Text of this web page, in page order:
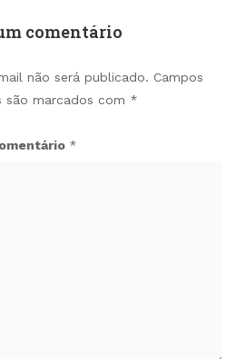
comentário
não será publicado. Campos
são marcados com *
*